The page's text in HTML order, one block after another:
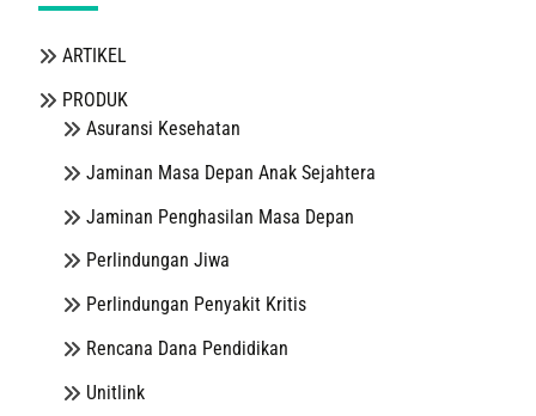
ARTIKEL
PRODUK
Asuransi Kesehatan
Jaminan Masa Depan Anak Sejahtera
Jaminan Penghasilan Masa Depan
Perlindungan Jiwa
Perlindungan Penyakit Kritis
Rencana Dana Pendidikan
Unitlink